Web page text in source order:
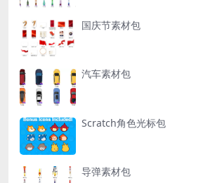
国庆节素材包
汽车素材包
Scratch角色光标包
导弹素材包